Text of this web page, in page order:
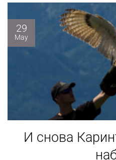
И снова
29
May